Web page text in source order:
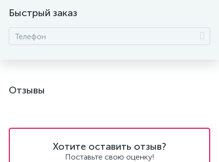
Быстрый заказ
Отзывы
Хотите оставить отзыв?
Поставьте свою оценку!